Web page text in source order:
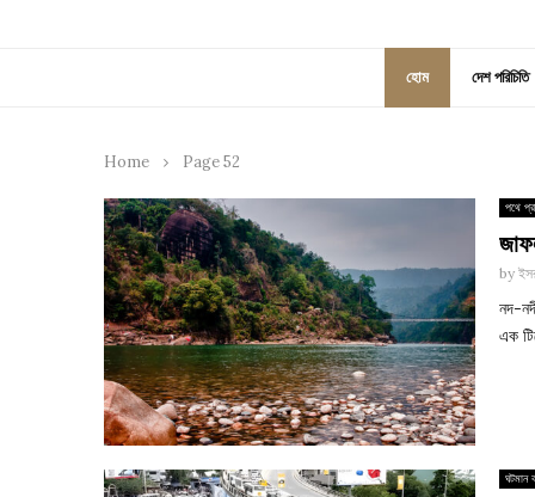
হোম দেশ পরিচিতি
Home Page 52
পথে
by
নদ-
এক
ঘটমান